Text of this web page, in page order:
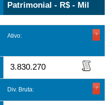
Patrimonial - R$ - Mil
Ativo:
3.830.270
Div. Bruta: